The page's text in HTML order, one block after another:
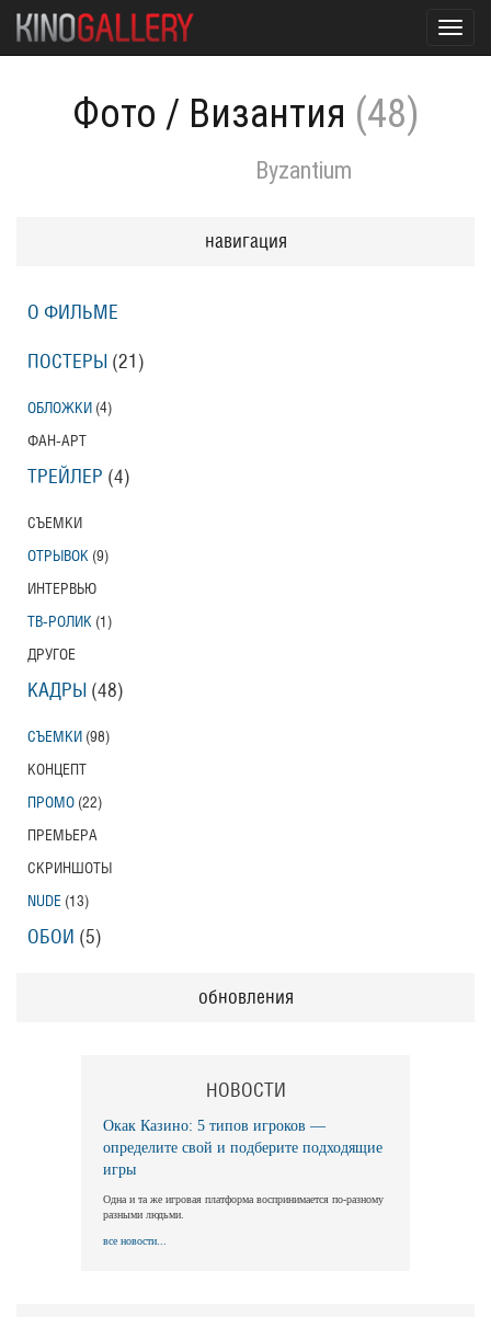
Фото / Византия (48)
Byzantium
навигация
О ФИЛЬМЕ
ПОСТЕРЫ (21)
ОБЛОЖКИ (4)
ФАН-АРТ
ТРЕЙЛЕР (4)
СЪЕМКИ
ОТРЫВОК (9)
ИНТЕРВЬЮ
ТВ-РОЛИК (1)
ДРУГОЕ
КАДРЫ (48)
СЪЕМКИ (98)
КОНЦЕПТ
ПРОМО (22)
ПРЕМЬЕРА
СКРИНШОТЫ
NUDE (13)
ОБОИ (5)
обновления
НОВОСТИ
Окак Казино: 5 типов игроков —
определите свой и подберите подходящие
игры
Одна и та же игровая платформа воспринимается по-разному
разными людьми.
все новости...